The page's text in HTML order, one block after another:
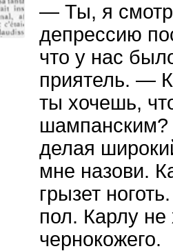
— Ты, я
депрессию
что у нас
приятель. —
ты хочешь,
делая
мне назови.
грызет
пол. Карлу не
чернокожего.